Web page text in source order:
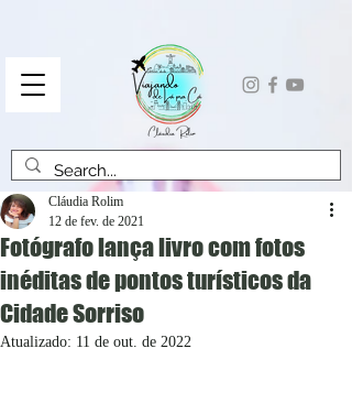
Fotógrafo lança livro com fotos
inéditas de pontos turísticos da
Cidade Sorriso
Cláudia Rolim
12 de fev. de 2021
Atualizado: 11 de out. de 2022